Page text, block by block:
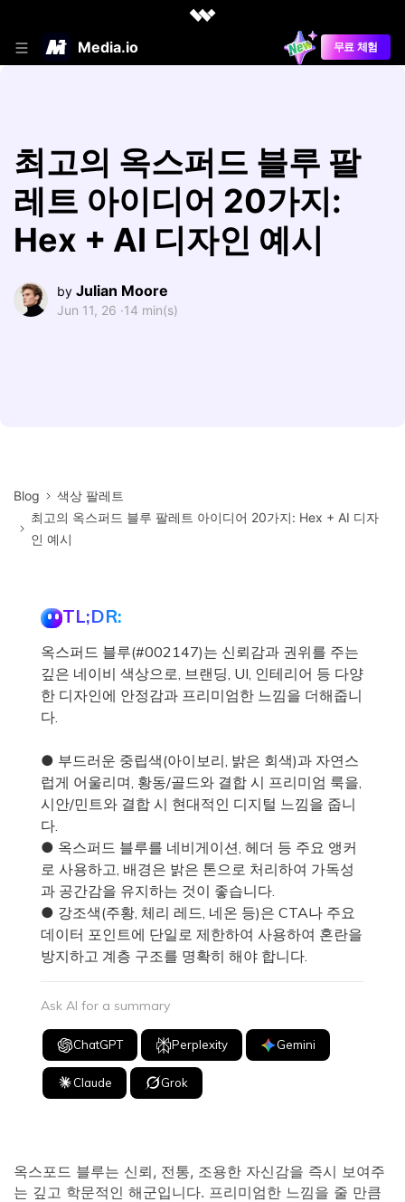
Media.io 무료 체험
최고의 옥스퍼드 블루 팔
레트 아이디어 20가지:
Hex + AI 디자인 예시
by Julian Moore
Jun 11, 26 ·14 min(s)
Blog
색상 팔레트
최고의 옥스퍼드 블루 팔레트 아이디어 20가지: Hex + AI 디자
인 예시
TL;DR:
옥스퍼드 블루(#002147)는 신뢰감과 권위를 주는
깊은 네이비 색상으로, 브랜딩, UI, 인테리어 등 다양
한 디자인에 안정감과 프리미엄한 느낌을 더해줍니
다.
● 부드러운 중립색(아이보리, 밝은 회색)과 자연스
럽게 어울리며, 황동/골드와 결합 시 프리미엄 룩을,
시안/민트와 결합 시 현대적인 디지털 느낌을 줍니
다.
● 옥스퍼드 블루를 네비게이션, 헤더 등 주요 앵커
로 사용하고, 배경은 밝은 톤으로 처리하여 가독성
과 공간감을 유지하는 것이 좋습니다.
● 강조색(주황, 체리 레드, 네온 등)은 CTA나 주요
데이터 포인트에 단일로 제한하여 사용하여 혼란을
방지하고 계층 구조를 명확히 해야 합니다.
Ask AI for a summary
ChatGPT Perplexity Gemini
Claude Grok
옥스포드 블루는 신뢰, 전통, 조용한 자신감을 즉시 보여주
는 깊고 학문적인 해군입니다. 프리미엄한 느낌을 줄 만큼